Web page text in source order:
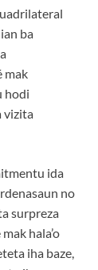
ba
mak
hodi
vizita
ida
no
surpreza
hala’o
iha baze,